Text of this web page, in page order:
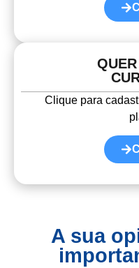
Clique para
A sua